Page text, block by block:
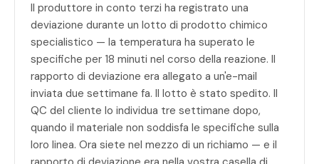
Il produttore in conto terzi ha registrato una
deviazione durante un lotto di prodotto chimico
specialistico — la temperatura ha superato le
specifiche per 18 minuti nel corso della reazione. Il
rapporto di deviazione era allegato a un'e-mail
inviata due settimane fa. Il lotto è stato spedito. Il
QC del cliente lo individua tre settimane dopo,
quando il materiale non soddisfa le specifiche sulla
loro linea. Ora siete nel mezzo di un richiamo — e il